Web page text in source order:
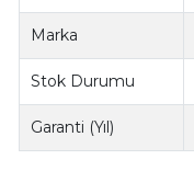
Marka
Stok Durumu
Garanti (Yıl)